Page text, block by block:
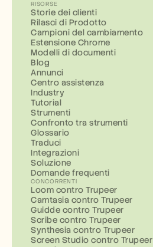
RISORSE
Storie dei clienti
Rilasci di Prodotto
Campioni del cambiamento
Estensione Chrome
Modelli di documenti
Blog
Annunci
Centro assistenza
Industry
Tutorial
Strumenti
Confronto tra strumenti
Glossario
Traduci
Integrazioni
Soluzione
Domande frequenti
CONCORRENTI
Loom contro Trupeer
Camtasia contro Trupeer
Guidde contro Trupeer
Scribe contro Trupeer
Synthesia contro Trupeer
Screen Studio contro Trupeer